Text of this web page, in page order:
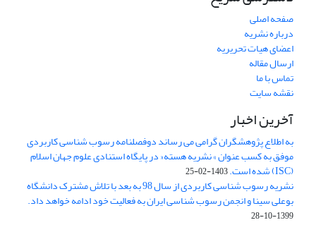
صفحه اصلی
درباره نشریه
اعضای هیات تحریریه
ارسال مقاله
تماس با ما
نقشه سایت
آخرین اخبار
به اطلاع پژوهشگران گرامی می رساند دوفصلنامه رسوب شناسی کاربردی
موفق به کسب عنوان » نشریه هسته« در پایگاه استنادی علوم جهان اسلام
(ISC) شده است. 1403-02-25
نشریه رسوب شناسی کاربردی از سال 98 به بعد با تلاش مشترک دانشگاه
بوعلی سینا و انجمن رسوب شناسی ایران به فعالیت خود ادامه خواهد داد.
1399-10-28